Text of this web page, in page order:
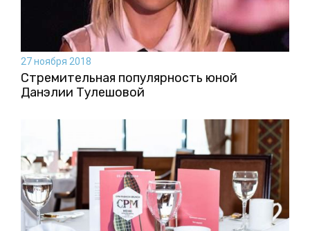
27 ноября 2018
Стремительная популярность юной
Данэлии Тулешовой